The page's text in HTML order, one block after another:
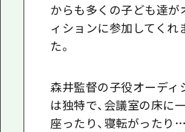
からも多くの子ども達が
ィションに参加してくれ
た。
森井監督の子役オーディ
は独特で、会議室の床に
座ったり、寝転がった